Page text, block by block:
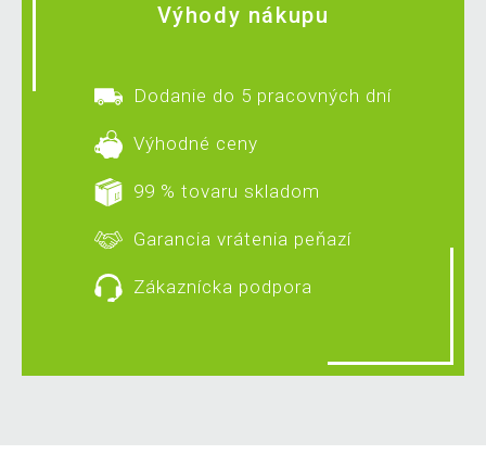
Výhody nákupu
Dodanie do 5 pracovných dní
Výhodné ceny
99 % tovaru skladom
Garancia vrátenia peňazí
Zákaznícka podpora